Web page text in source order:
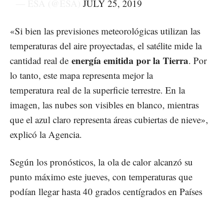
— ESA (@ESA)JULY 25, 2019
«Si bien las previsiones meteorológicas utilizan las
temperaturas del aire proyectadas, el satélite mide la
cantidad real de energía emitida por la Tierra. Por
lo tanto, este mapa representa mejor la
temperatura real de la superficie terrestre. En la
imagen, las nubes son visibles en blanco, mientras
que el azul claro representa áreas cubiertas de nieve»,
explicó la Agencia.
Según los pronósticos, la ola de caloralcanzó su
punto máximo este jueves, con temperaturas que
podían llegar hasta 40 grados centígrados en Países